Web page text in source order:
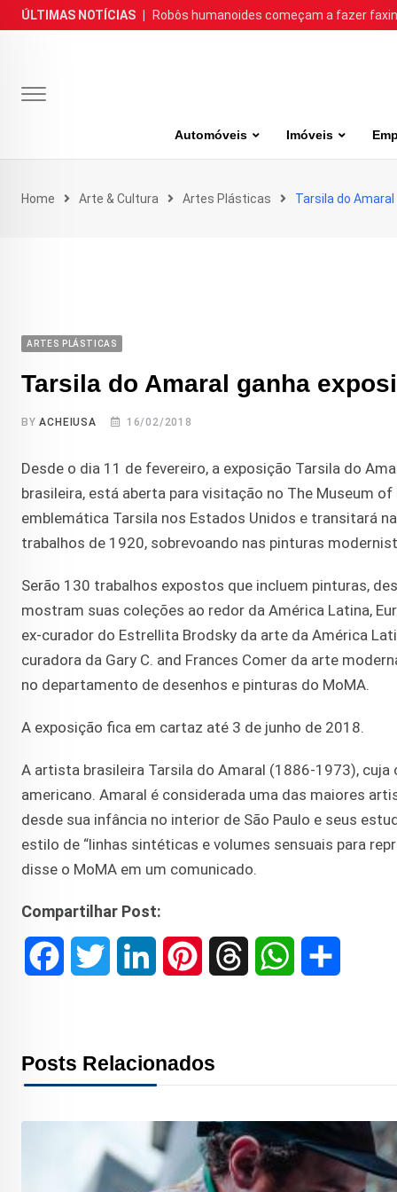
Skip
to
ÚLTIMAS NOTÍCIAS Robôs humanoides começam a fazer
Automóveis Imóveis
Home Arte & Cultura Artes Plásticas Tarsila do
ARTES PLÁSTICAS
Tarsila do Amaral ganha
BYACHEIUSA 16/02/2018
Desde o dia 11 de fevereiro, a exposição Tarsila do
brasileira, está aberta para visitação no The Museum
emblemática Tarsila nos Estados Unidos e transitará
trabalhos de 1920, sobrevoando nas pinturas
Serão 130 trabalhos expostos que incluem pinturas,
mostram suas coleções ao redor da América Latina,
ex-curador do Estrellita Brodsky da arte da América
curadora da Gary C. and Frances Comer da arte
no departamento de desenhos e pinturas do MoMA.
A exposição fica em cartaz até 3 de junho de 2018.
A artista brasileira Tarsila do Amaral (1886-1973),
americano. Amaral é considerada uma das maiores
desde sua infância no interior de São Paulo e seus
estilo de “linhas sintéticas e volumes sensuais para
disse o MoMA em um comunicado.
Compartilhar Post:
e t
e
k
d
t
r d A
Posts Relacionados